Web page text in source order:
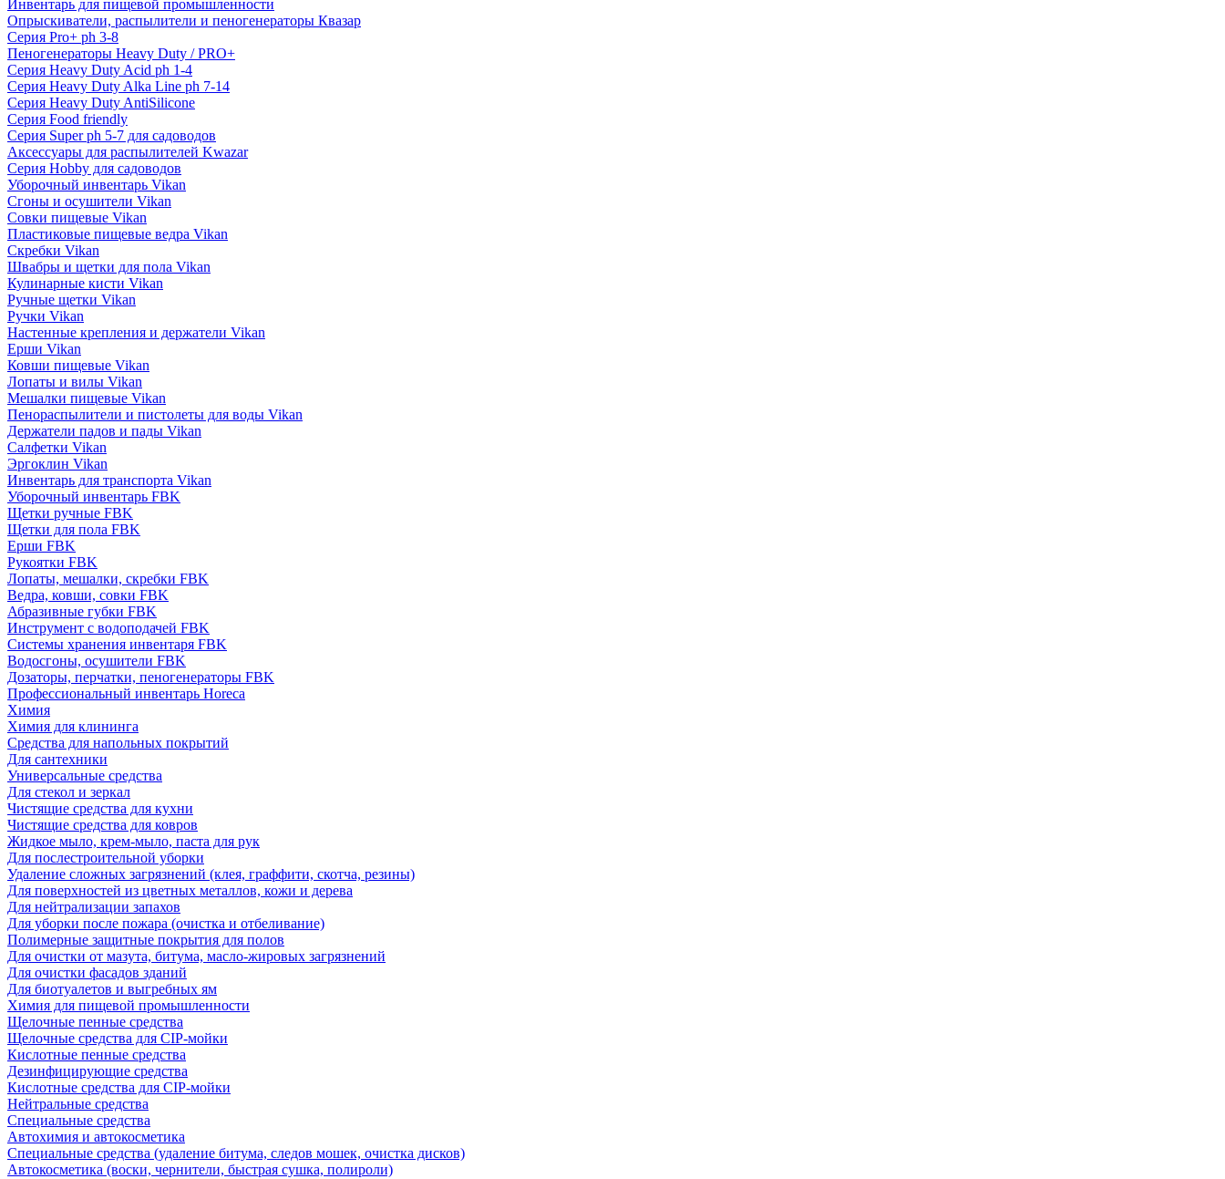
Инвентарь для пищевой промышленности
Опрыскиватели, распылители и пеногенераторы Квазар
Серия Pro+ ph 3-8
Пеногенераторы Heavy Duty / PRO+
Серия Heavy Duty Acid ph 1-4
Серия Heavy Duty Alka Line ph 7-14
Серия Heavy Duty AntiSilicone
Серия Food friendly
Серия Super ph 5-7 для садоводов
Аксессуары для распылителей Kwazar
Серия Hobby для садоводов
Уборочный инвентарь Vikan
Сгоны и осушители Vikan
Совки пищевые Vikan
Пластиковые пищевые ведра Vikan
Скребки Vikan
Швабры и щетки для пола Vikan
Кулинарные кисти Vikan
Ручные щетки Vikan
Ручки Vikan
Настенные крепления и держатели Vikan
Ерши Vikan
Ковши пищевые Vikan
Лопаты и вилы Vikan
Мешалки пищевые Vikan
Пенораспылители и пистолеты для воды Vikan
Держатели падов и пады Vikan
Салфетки Vikan
Эргоклин Vikan
Инвентарь для транспорта Vikan
Уборочный инвентарь FBK
Щетки ручные FBK
Щетки для пола FBK
Ерши FBK
Рукоятки FBK
Лопаты, мешалки, скребки FBK
Ведра, ковши, совки FBK
Абразивные губки FBK
Инструмент с водоподачей FBK
Системы хранения инвентаря FBK
Водосгоны, осушители FBK
Дозаторы, перчатки, пеногенераторы FBK
Профессиональный инвентарь Horeca
Химия
Химия для клининга
Средства для напольных покрытий
Для сантехники
Универсальные средства
Для стекол и зеркал
Чистящие средства для кухни
Чистящие средства для ковров
Жидкое мыло, крем-мыло, паста для рук
Для послестроительной уборки
Удаление сложных загрязнений (клея, граффити, скотча, резины)
Для поверхностей из цветных металлов, кожи и дерева
Для нейтрализации запахов
Для уборки после пожара (очистка и отбеливание)
Полимерные защитные покрытия для полов
Для очистки от мазута, битума, масло-жировых загрязнений
Для очистки фасадов зданий
Для биотуалетов и выгребных ям
Химия для пищевой промышленности
Щелочные пенные средства
Щелочные средства для CIP-мойки
Кислотные пенные средства
Дезинфицирующие средства
Кислотные средства для CIP-мойки
Нейтральные средства
Специальные средства
Автохимия и автокосметика
Специальные средства (удаление битума, следов мошек, очистка дисков)
Автокосметика (воски, чернители, быстрая сушка, полироли)